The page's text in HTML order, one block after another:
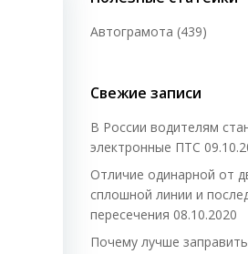
Автограмота (439)
Свежие записи
В России водителям
электронные ПТС
Отличие одинарной от
сплошной линии и
пересечения 08.10.2020
Почему лучше